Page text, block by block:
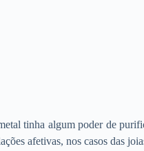
tinha algum poder de
afetivas, nos casos das